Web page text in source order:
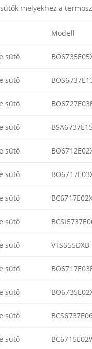
melyekhez a
Modell
sütő
sütő
sütő
sütő
sütő
sütő
sütő
sütő
sütő VTS555DXB
sütő
sütő
sütő
sütő